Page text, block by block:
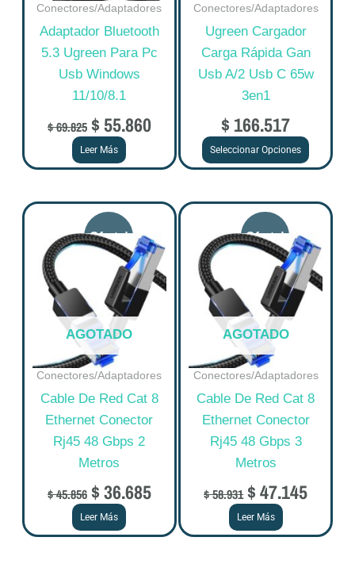
Conectores/Adaptadores
Adaptador Bluetooth
5.3 Ugreen Para Pc
Usb Windows
11/10/8.1
$69.825 $55.860
Leer Más
Conectores/Adaptadores
Ugreen Cargador
Carga Rápida Gan
Usb A/2 Usb C 65w
3en1
$ 166.517
Seleccionar Opciones
pueden
elegir
en
la
página
de
producto
AGOTADO
Conectores/Adaptadores
Cable De Red Cat 8
Ethernet Conector
Rj45 48 Gbps 2
Metros
$45.856
Original
price
was:
$ 45.856.
$36.685
Current
price
is:
$ 36.685.
Leer Más
AGOTADO
Conectores/Adaptadores
Cable De Red Cat 8
Ethernet Conector
Rj45 48 Gbps 3
Metros
$58.931
Original
price
was:
$ 58.931.
$47.145
price
is:
$
Leer Más